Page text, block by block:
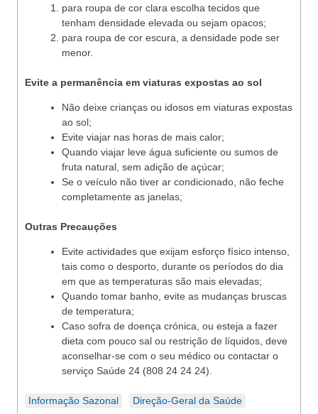
para roupa de cor clara escolha tecidos que
tenham densidade elevada ou sejam opacos;
para roupa de cor escura, a densidade pode ser
menor.
Evite a permanência em viaturas expostas ao sol
Não deixe crianças ou idosos em viaturas expostas
ao sol;
Evite viajar nas horas de mais calor;
Quando viajar leve água suficiente ou sumos de
fruta natural, sem adição de açúcar;
Se o veículo não tiver ar condicionado, não feche
completamente as janelas;
Outras Precauções
Evite actividades que exijam esforço físico intenso,
tais como o desporto, durante os períodos do dia
em que as temperaturas são mais elevadas;
Quando tomar banho, evite as mudanças bruscas
de temperatura;
Caso sofra de doença crónica, ou esteja a fazer
dieta com pouco sal ou restrição de líquidos, deve
aconselhar‐se com o seu médico ou contactar o
serviço Saúde 24 (808 24 24 24).
Informação Sazonal Direção-Geral da Saúde